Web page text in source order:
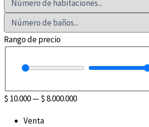
Rango de precio
$ 10.000— $8.000.000
Venta